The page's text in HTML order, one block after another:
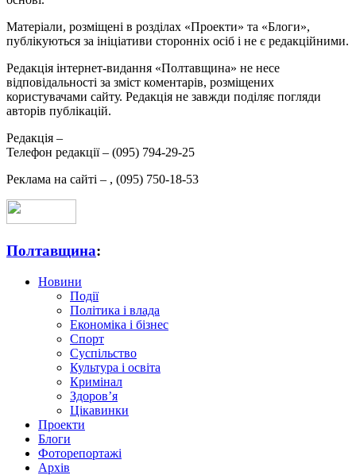
Матеріали, розміщені в розділах «Проекти» та «Блоги»,
публікуються за ініціативи сторонніх осіб і не є редакційними.
Редакція інтернет-видання «Полтавщина» не несе
відповідальності за зміст коментарів, розміщених
користувачами сайту. Редакція не завжди поділяє погляди
авторів публікацій.
Редакція –
Телефон редакції – (095) 794-29-25
Реклама на сайті – , (095) 750-18-53
Полтавщина:
Новини
Події
Політика і влада
Економіка і бізнес
Спорт
Суспільство
Культура і освіта
Кримінал
Здоров’я
Цікавинки
Проекти
Блоги
Фоторепортажі
Архів